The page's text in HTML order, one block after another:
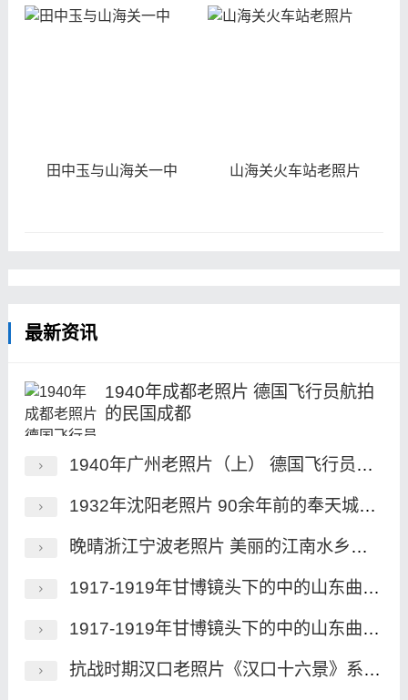
田中玉与山海关一中 山海关火车站老照片
最新资讯
1940年成都老照片 德国飞行员航拍
的民国成都
1940年广州老照片（上） 德国飞行员航拍的民国广州
1932年沈阳老照片 90余年前的奉天城历史风貌
晚晴浙江宁波老照片 美丽的江南水乡魅影
1917-1919年甘博镜头下的中的山东曲阜老照片（下）
1917-1919年甘博镜头下的中的山东曲阜老照片（上）
抗战时期汉口老照片《汉口十六景》系列明信片